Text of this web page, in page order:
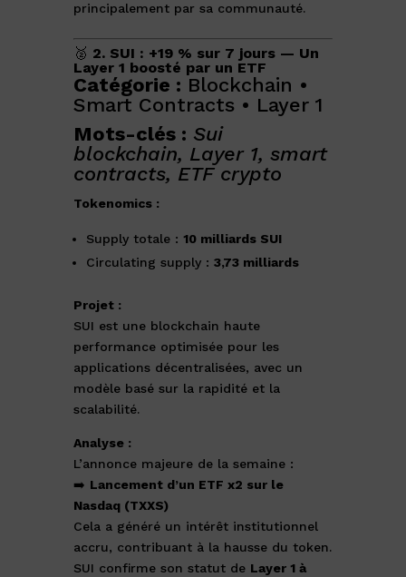
principalement par sa communauté.
🥈 2. SUI : +19 % sur 7 jours — Un
Layer 1 boosté par un ETF
Catégorie : Blockchain •
Smart Contracts • Layer 1
Mots-clés : Sui
blockchain, Layer 1, smart
contracts, ETF crypto
Tokenomics :
Supply totale : 10 milliards SUI
Circulating supply : 3,73 milliards
Projet :
SUI est une blockchain haute
performance optimisée pour les
applications décentralisées, avec un
modèle basé sur la rapidité et la
scalabilité.
Analyse :
L’annonce majeure de la semaine :
➡️ Lancement d’un ETF x2 sur le
Nasdaq (TXXS)
Cela a généré un intérêt institutionnel
accru, contribuant à la hausse du token.
SUI confirme son statut de Layer 1 à